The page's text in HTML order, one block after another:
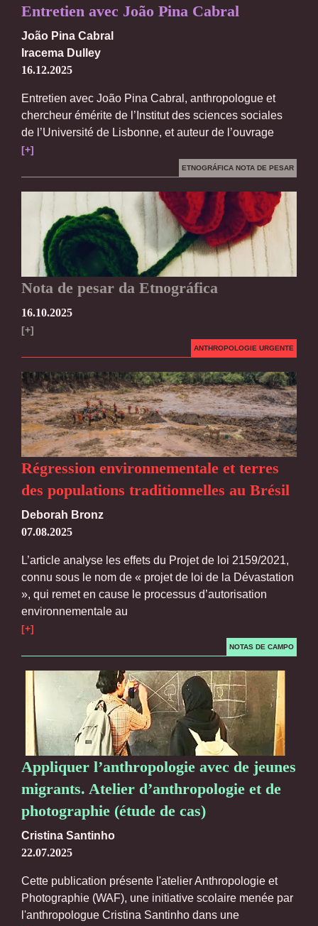
Entretien avec João Pina Cabral
João Pina Cabral
Iracema Dulley
16.12.2025
Entretien avec João Pina Cabral, anthropologue et
chercheur émérite de l’Institut des sciences sociales
de l’Université de Lisbonne, et auteur de l’ouvrage
[+]
ETNOGRÁFICA NOTA DE PESAR
Nota de pesar da Etnográfica
16.10.2025
[+]
ANTHROPOLOGIE URGENTE
Régression environnementale et terres
des populations traditionnelles au Brésil
Deborah Bronz
07.08.2025
L’article analyse les effets du Projet de loi 2159/2021,
connu sous le nom de « projet de loi de la Dévastation
», qui remet en cause le processus d’autorisation
environnementale au
[+]
NOTAS DE CAMPO
Appliquer l’anthropologie avec de jeunes
migrants. Atelier d’anthropologie et de
photographie (étude de cas)
Cristina Santinho
22.07.2025
Cette publication présente l'atelier Anthropologie et
Photographie (WAF), une initiative scolaire menée par
l'anthropologue Cristina Santinho dans une